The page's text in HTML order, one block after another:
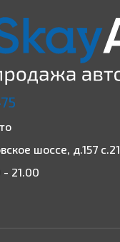
шоссе, д.157 с.21
21.00